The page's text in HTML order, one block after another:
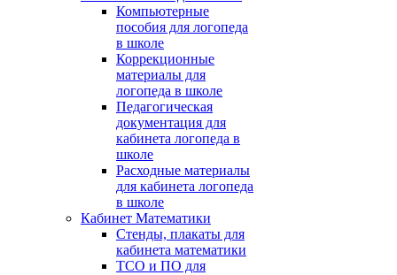
Компьютерные
пособия для логопеда
в школе
Коррекционные
материалы для
логопеда в школе
Педагогическая
документация для
кабинета логопеда в
школе
Расходные материалы
для кабинета логопеда
в школе
Кабинет Математики
Стенды, плакаты для
кабинета математики
ТСО и ПО для